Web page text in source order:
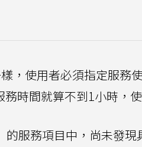
，使用者必須指定服務
時間就算不到1小時，
的服務項目中，尚未發